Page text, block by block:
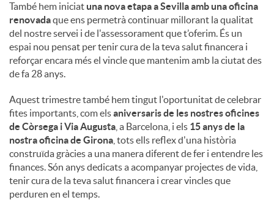
També hem iniciat una nova etapa a Sevilla amb una oficina
renovadaque ens permetrà continuar millorant la qualitat
del nostre servei i de l'assessorament que t’oferim. És un
espai nou pensat per tenir cura de la teva salut financera i
reforçar encara més el vincle que mantenim amb la ciutat des
de fa 28 anys.
Aquest trimestre també hem tingut l'oportunitat de celebrar
fites importants, com elsaniversaris de les nostres oficines
de Còrsega i Via Augusta , a Barcelona, ​​i els 15 anys de la
nostra oficina de Girona , tots ells reflex d'una història
construïda gràcies a una manera diferent de fer i entendre les
finances. Són anys dedicats a acompanyar projectes de vida,
tenir cura de la teva salut financera i crear vincles que
perduren en el temps.